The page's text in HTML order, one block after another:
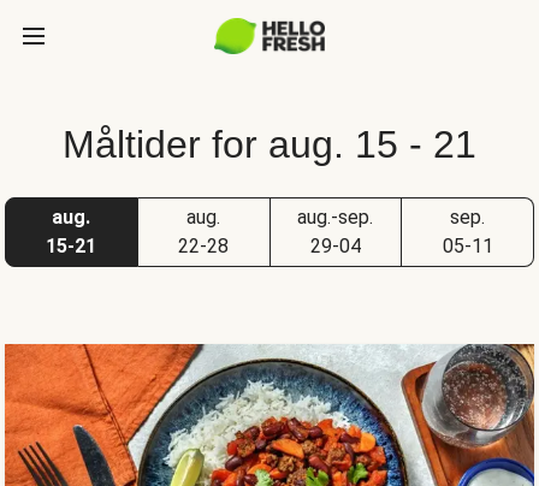
Måltider for aug. 15 - 21
aug.
15-21
aug.
22-28
aug.-sep.
29-04
sep.
05-11